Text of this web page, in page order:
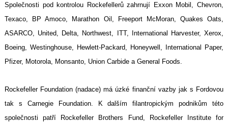
Společnosti pod kontrolou Rockefellerů zahrnují Exxon Mobil, Chevron,
Texaco, BP Amoco, Marathon Oil, Freeport McMoran, Quakes Oats,
ASARCO, United, Delta, Northwest, ITT, International Harvester, Xerox,
Boeing, Westinghouse, Hewlett-Packard, Honeywell, International Paper,
Pfizer, Motorola, Monsanto, Union Carbide a General Foods.
Rockefeller Foundation (nadace) má úzké finanční vazby jak s Fordovou
tak s Carnegie Foundation. K dalším filantropickým podnikům této
společnosti patří Rockefeller Brothers Fund, Rockefeller Institute for